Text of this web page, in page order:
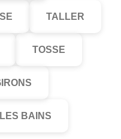
TALLER
TOSSE
BAINS